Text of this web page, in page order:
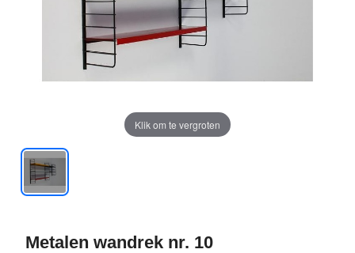
Klik om te vergroten
Metalen wandrek nr. 10